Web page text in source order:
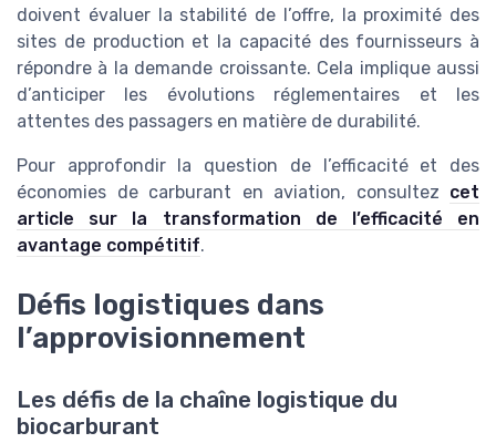
doivent évaluer la stabilité de l’offre, la proximité des
sites de production et la capacité des fournisseurs à
répondre à la demande croissante. Cela implique aussi
d’anticiper les évolutions réglementaires et les
attentes des passagers en matière de durabilité.
Pour approfondir la question de l’efficacité et des
économies de carburant en aviation, consultez cet
article sur la transformation de l’efficacité en
avantage compétitif.
Défis logistiques dans
l’approvisionnement
Les défis de la chaîne logistique du
biocarburant